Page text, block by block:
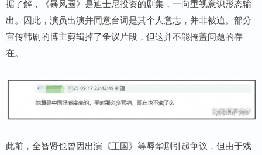
据了解，《暴风圈》是迪士尼投资的剧集，一向重视意识形态输
出。因此，演员出演并同意台词是其个人意志，并非被迫。部分
宣传韩剧的博主剪辑掉了争议片段，但这并不能掩盖问题的存
在。
此前，全智贤也曾因出演《王国》等辱华剧引起争议，但由于戏